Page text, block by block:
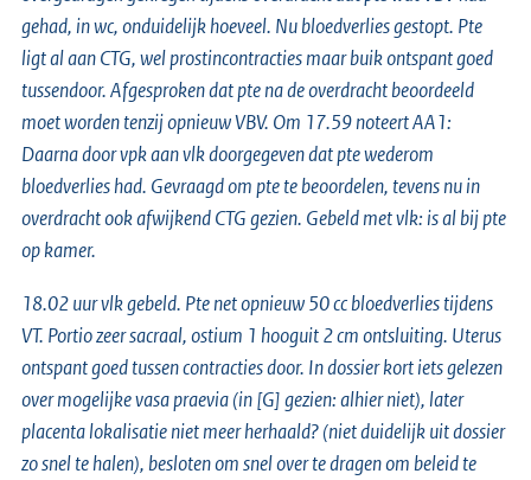
gehad, in wc, onduidelijk hoeveel. Nu bloedverlies gestopt. Pte
ligt al aan CTG, wel prostincontracties maar buik ontspant goed
tussendoor. Afgesproken dat pte na de overdracht beoordeeld
moet worden tenzij opnieuw VBV. Om 17.59 noteert AA1:
Daarna door vpk aan vlk doorgegeven dat pte wederom
bloedverlies had. Gevraagd om pte te beoordelen, tevens nu in
overdracht ook afwijkend CTG gezien. Gebeld met vlk: is al bij pte
op kamer.
18.02 uur vlk gebeld. Pte net opnieuw 50 cc bloedverlies tijdens
VT. Portio zeer sacraal, ostium 1 hooguit 2 cm ontsluiting. Uterus
ontspant goed tussen contracties door. In dossier kort iets gelezen
over mogelijke vasa praevia (in [G] gezien: alhier niet), later
placenta lokalisatie niet meer herhaald? (niet duidelijk uit dossier
zo snel te halen), besloten om snel over te dragen om beleid te